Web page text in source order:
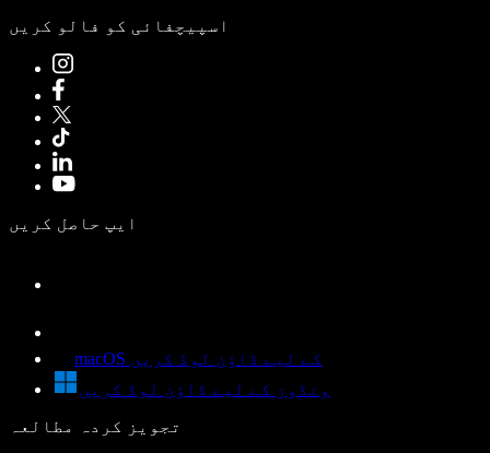
اسپیچفائی کو فالو کریں
ایپ حاصل کریں
macOS کے لیے ڈاؤن لوڈ کریں
ونڈوز کے لیے ڈاؤن لوڈ کریں
تجویز کردہ مطالعہ